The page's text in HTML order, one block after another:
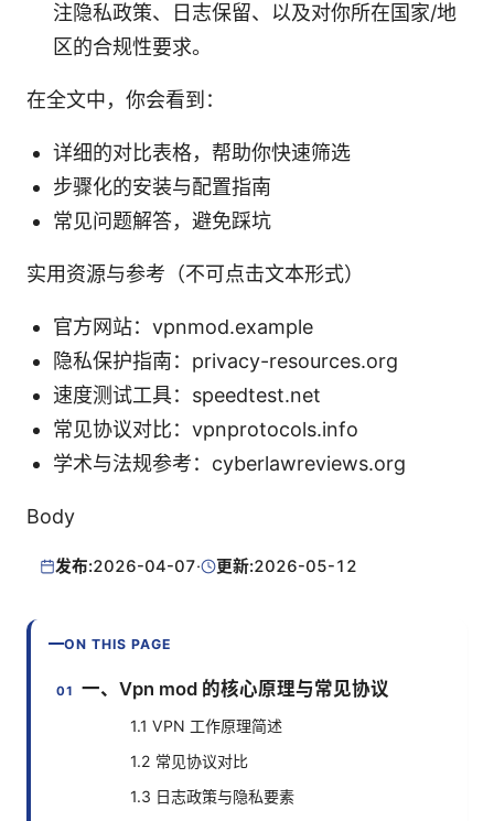
注隐私政策、日志保留、以及对你所在国家/地
区的合规性要求。
在全文中，你会看到：
详细的对比表格，帮助你快速筛选
步骤化的安装与配置指南
常见问题解答，避免踩坑
实用资源与参考（不可点击文本形式）
官方网站：vpnmod.example
隐私保护指南：privacy-resources.org
速度测试工具：speedtest.net
常见协议对比：vpnprotocols.info
学术与法规参考：cyberlawreviews.org
Body
发布:2026-04-07· 更新:2026-05-12
ON THIS PAGE
一、Vpn mod 的核心原理与常见协议
1.1 VPN 工作原理简述
1.2 常见协议对比
1.3 日志政策与隐私要素